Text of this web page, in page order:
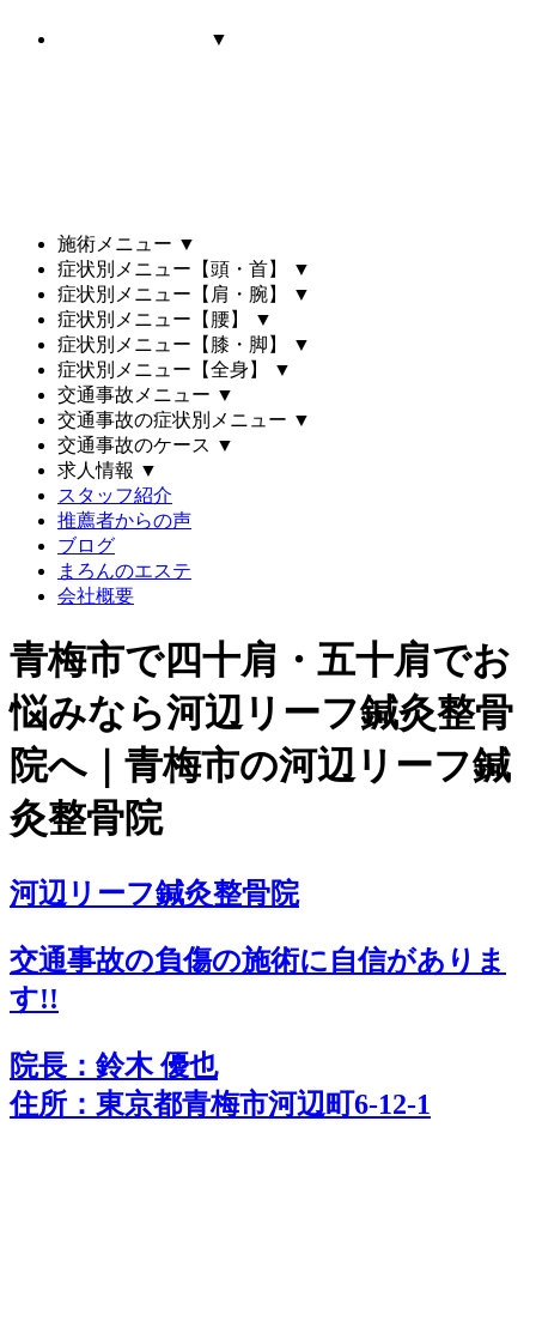
▼
施術メニュー ▼
症状別メニュー【頭・首】
▼
症状別メニュー【肩・腕】
▼
症状別メニュー【腰】
▼
症状別メニュー【膝・脚】
▼
症状別メニュー【全身】
▼
交通事故メニュー ▼
交通事故の症状別メニュー ▼
交通事故のケース ▼
求人情報 ▼
スタッフ紹介
推薦者からの声
ブログ
まろんのエステ
会社概要
青梅市で四十肩・五十肩でお
悩みなら河辺リーフ鍼灸整骨
院へ｜青梅市の河辺リーフ鍼
灸整骨院
河辺リーフ鍼灸整骨院
交通事故の負傷の施術に自信がありま
す!!
院長：鈴木 優也
住所：東京都青梅市河辺町6-12-1